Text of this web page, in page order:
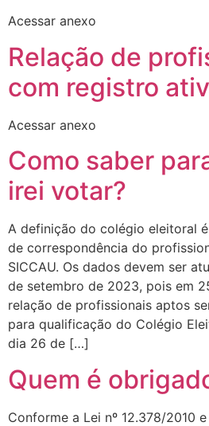
Acessar anexo
Relação de
com registro
Acessar anexo
Como saber
irei votar?
A definição do colégio eleitoral
de correspondência do
SICCAU. Os dados devem ser
de setembro de 2023, pois em
relação de profissionais aptos
para qualificação do Colégio
dia 26 de […]
Quem é
Conforme a Lei nº 12.378/2010